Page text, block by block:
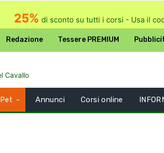
25% di sconto su tutti i corsi - Usa il
Redazione Tessere PREMIUM
Annunci Corsi online